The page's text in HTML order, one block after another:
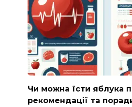
Чи можна їсти яблука
рекомендації та